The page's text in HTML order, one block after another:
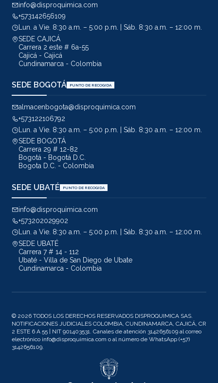
info@disproquimica.com
+573142656109
Lun. a Vie. 8:30 a.m. – 5:00 p.m. | Sáb. 8:30 a.m. – 12:00 m.
SEDE CAJICÁ
Carrera 2 este # 6a-55
Cajicá - Cajicá
Cundinamarca - Colombia
SEDE BOGOTÁ PUNTO DE RECOGIDA
almacenbogota@disproquimica.com
+573122106792
Lun. a Vie. 8:30 a.m. – 5:00 p.m. | Sáb. 8:30 a.m. – 12:00 m.
SEDE BOGOTÁ
Carrera 29 # 12-82
Bogotá - Bogotá D.C.
Bogota D.C. - Colombia
SEDE UBATÉ PUNTO DE RECOGIDA
info@disproquimica.com
+573202029902
Lun. a Vie. 8:30 a.m. – 5:00 p.m. | Sáb. 8:30 a.m. – 12:00 m.
SEDE UBATÉ
Carrera 7 # 14 - 112
Ubaté - Villa de San Diego de Ubate
Cundinamarca - Colombia
© 2026 TODOS LOS DERECHOS RESERVADOS DISPROQUIMICA SAS.
NOTIFICACIONES JUDICIALES COLOMBIA, CUNDINAMARCA, CAJICÁ, CR
2 ESTE 6 A 55 | NIT 901403531. Canales de atención 3142656109 al correo
electrónico info@disproquimica.com o al número de WhatsApp (+57)
3142656109.